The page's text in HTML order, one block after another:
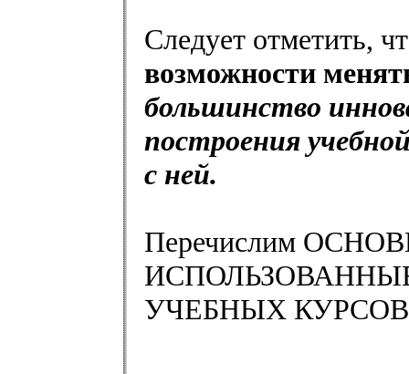
Следует отметить,
возможности
большинство
построения
с ней.
Перечислим
УЧЕБНЫХ